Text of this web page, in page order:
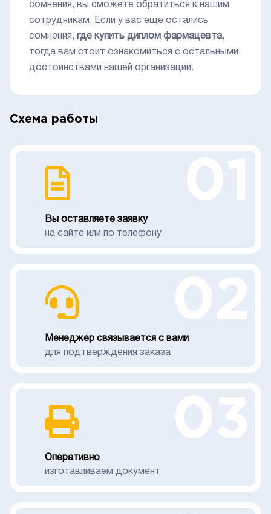
сомнения, вы сможете обратиться к нашим
сотрудникам. Если у вас еще остались
сомнения, где купить диплом фармацевта,
тогда вам стоит ознакомиться с остальными
достоинствами нашей организации.
Схема работы
Вы оставляете заявку
на сайте или по телефону
Менеджер связывается с вами
для подтверждения заказа
Оперативно
изготавливаем документ